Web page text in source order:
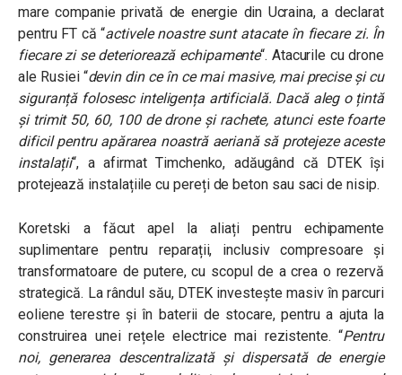
mare companie privată de energie din Ucraina, a declarat
pentru FT că “activele noastre sunt atacate în fiecare zi. În
fiecare zi se deteriorează echipamente“. Atacurile cu drone
ale Rusiei “devin din ce în ce mai masive, mai precise și cu
siguranță folosesc inteligența artificială. Dacă aleg o țintă
și trimit 50, 60, 100 de drone și rachete, atunci este foarte
dificil pentru apărarea noastră aeriană să protejeze aceste
instalații“, a afirmat Timchenko, adăugând că DTEK își
protejează instalațiile cu pereți de beton sau saci de nisip.
Koretski a făcut apel la aliați pentru echipamente
suplimentare pentru reparații, inclusiv compresoare și
transformatoare de putere, cu scopul de a crea o rezervă
strategică. La rândul său, DTEK investește masiv în parcuri
eoliene terestre și în baterii de stocare, pentru a ajuta la
construirea unei rețele electrice mai rezistente. “Pentru
noi, generarea descentralizată și dispersată de energie